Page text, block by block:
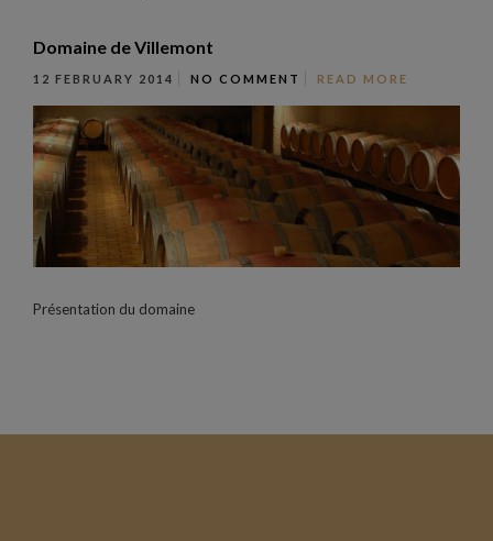
Domaine de Villemont
12 FEBRUARY 2014 NO COMMENT READ MORE
Présentation du domaine